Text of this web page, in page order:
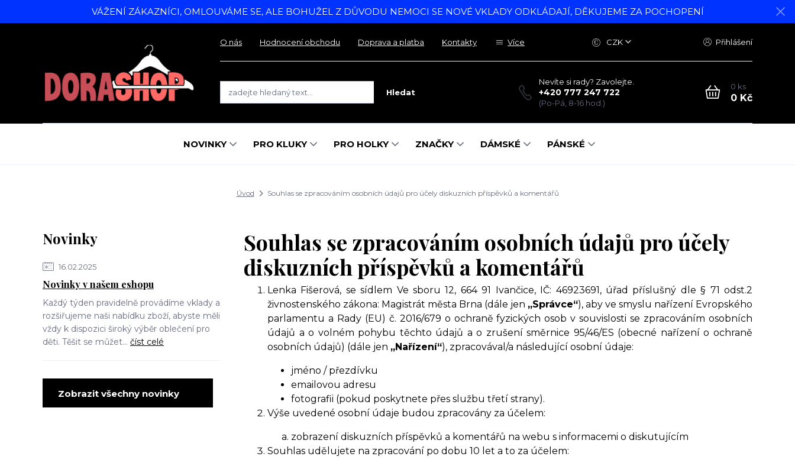
VÁŽENÍ ZÁKAZNÍCI, OMLOUVÁME SE, ALE BOHUŽEL Z DŮVODU NEMOCI SE NOVÉ VKLADY ODKLÁDAJÍ, DĚKUJEME ZA POCHOPENÍ
O nás Hodnocení obchodu Doprava a platba Kontakty Více CZK Přihlášení
Hledat
Nevíte si rady? Zavolejte.
+420 777 247 722
(Po-Pá, 8-16 hod.)
0 ks
0 Kč
NOVINKY PRO KLUKY PRO HOLKY ZNAČKY DÁMSKÉ PÁNSKÉ
Úvod Souhlas se zpracováním osobních údajů pro účely diskuzních příspěvků a komentářů
Novinky
16.02.2025
Novinky v našem eshopu
Každý týden pravidelně provádíme vklady a
rozšiřujeme naši nabídku zboží, abyste měli
vždy k dispozici široký výběr oblečení pro
děti. Těšit se můžet... číst celé
Zobrazit všechny novinky
Souhlas se zpracováním osobních údajů pro účely
diskuzních příspěvků a komentářů
Lenka Fišerová, se sídlem Ve sboru 12, 664 91 Ivančice, IČ: 46923691, úřad příslušný dle § 71 odst.2
živnostenského zákona: Magistrát města Brna (dále jen „Správce“), aby ve smyslu nařízení Evropského
parlamentu a Rady (EU) č. 2016/679 o ochraně fyzických osob v souvislosti se zpracováním osobních
údajů a o volném pohybu těchto údajů a o zrušení směrnice 95/46/ES (obecné nařízení o ochraně
osobních údajů) (dále jen „Nařízení“), zpracovával/a následující osobní údaje:
jméno / přezdívku
emailovou adresu
fotografii (pokud poskytnete přes službu třetí strany).
Výše uvedené osobní údaje budou zpracovány za účelem:
zobrazení diskuzních příspěvků a komentářů na webu s informacemi o diskutujícím
Souhlas udělujete na zpracování po dobu 10 let a to za účelem: